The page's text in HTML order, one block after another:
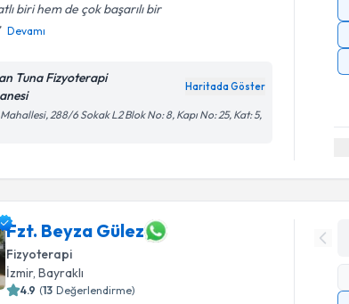
biri hem de çok başarılı bir
Devamı
Tuna Fizyoterapi
Haritada Göster
288/6 Sokak L2 Blok No: 8, Kapı No: 25, Kat: 5,
Fzt. Beyza Gülez
Fizyoterapi
İzmir, Bayraklı
4.9 (13 Değerlendirme)